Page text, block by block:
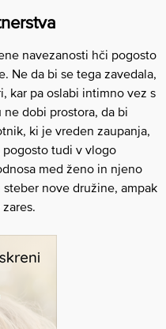
navezanosti hči pogosto
Ne da bi se tega zavedala,
kar pa oslabi intimno vez s
dobi prostora, da bi
ki je vreden zaupanja,
pogosto tudi v vlogo
med ženo in njeno
nove družine, ampak